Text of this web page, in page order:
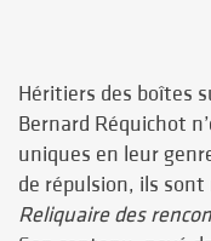
Héritiers des boîtes
Bernard Réquichot
uniques en leur
de répulsion, ils sont
Reliquaire des